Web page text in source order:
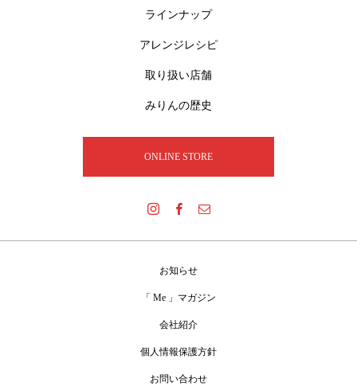
ラインナップ
アレンジレシピ
取り扱い店舗
みりんの歴史
ONLINE STORE
お知らせ
「 Me 」マガジン
会社紹介
個人情報保護方針
お問い合わせ